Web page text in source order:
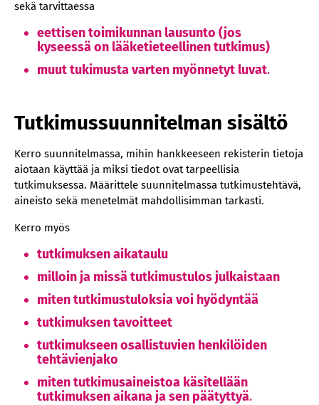
sekä tarvittaessa
eettisen toimikunnan lausunto (jos
kyseessä on lääketieteellinen tutkimus)
muut tukimusta varten myönnetyt luvat.
Tutkimussuunnitelman sisältö
Kerro suunnitelmassa, mihin hankkeeseen rekisterin tietoja
aiotaan käyttää ja miksi tiedot ovat tarpeellisia
tutkimuksessa. Määrittele suunnitelmassa tutkimustehtävä,
aineisto sekä menetelmät mahdollisimman tarkasti.
Kerro myös
tutkimuksen aikataulu
milloin ja missä tutkimustulos julkaistaan
miten tutkimustuloksia voi hyödyntää
tutkimuksen tavoitteet
tutkimukseen osallistuvien henkilöiden
tehtävienjako
miten tutkimusaineistoa käsitellään
tutkimuksen aikana ja sen päätyttyä.